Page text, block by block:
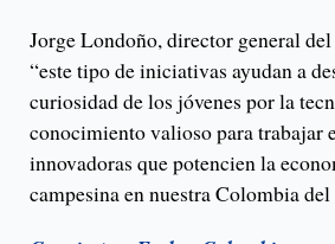
Jorge Londoño, director general
“este tipo de iniciativas ayudan a
curiosidad de los jóvenes por la
conocimiento valioso para trabajar
innovadoras que potencien la
campesina en nuestra Colombia del